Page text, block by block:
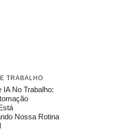
TRABALHO
IA No Trabalho:
Nossa Rotina